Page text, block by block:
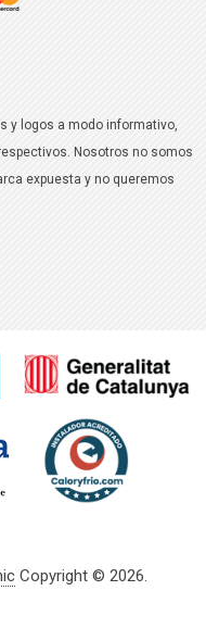
y logos a modo informativo,
Nosotros no somos
expuesta y no queremos
Copyright © 2026.